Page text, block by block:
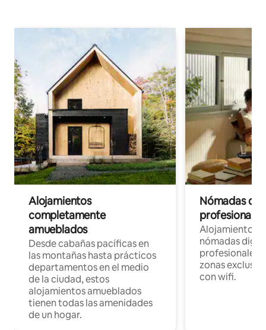
Alojamientos
completamente
amueblados
Desde cabañas pacíficas en
las montañas hasta prácticos
departamentos en el medio
de la ciudad, estos
alojamientos amueblados
tienen todas las amenidades
de un hogar.
Nómadas
Alojamientos
nómadas
profesionales
zonas
con wifi.